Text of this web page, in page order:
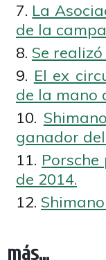
La
de la
Se
El ex
de la mano
ganador
de 2014.
más...